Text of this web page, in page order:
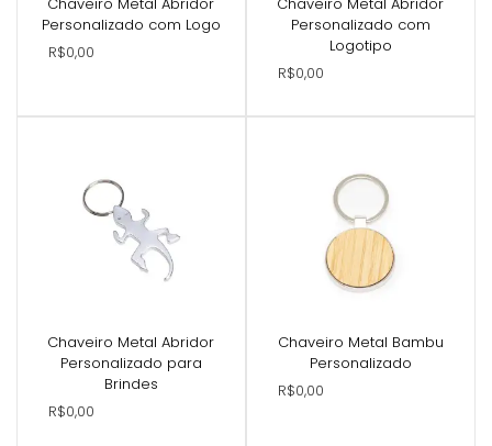
Personalizado com Logo
R$0,00
Personalizado com
Logotipo
R$0,00
Chaveiro Metal Abridor
Personalizado para
Brindes
R$0,00
Chaveiro Metal Bambu
Personalizado
R$0,00